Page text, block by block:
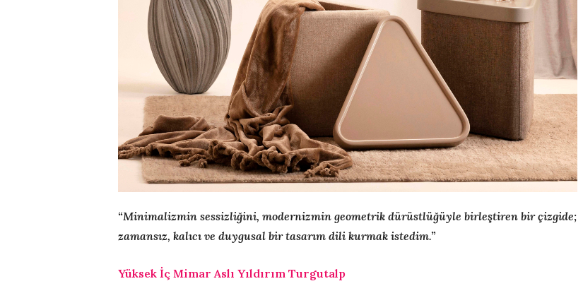
“Minimalizmin sessizliğini, modernizmin geometrik dürüstlüğüyle birleştiren bir çizgide;
zamansız, kalıcı ve duygusal bir tasarım dili kurmak istedim.”
Yüksek İç Mimar Aslı Yıldırım Turgutalp